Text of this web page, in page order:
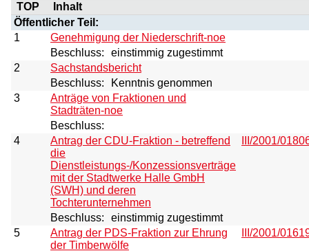
TOP
Inhalt
Öffentlicher Teil:
1
Genehmigung der Niederschrift-noe
Beschluss:
einstimmig zugestimmt
2
Sachstandsbericht
Beschluss:
Kenntnis genommen
3
Anträge von Fraktionen und
Stadträten-noe
Beschluss:
4
Antrag der CDU-Fraktion - betreffend
die
Dienstleistungs-/Konzessionsverträge
mit der Stadtwerke Halle GmbH
(SWH) und deren
Tochterunternehmen
III/2001/
Beschluss:
einstimmig zugestimmt
5
Antrag der PDS-Fraktion zur Ehrung
der Timberwölfe
III/2001/